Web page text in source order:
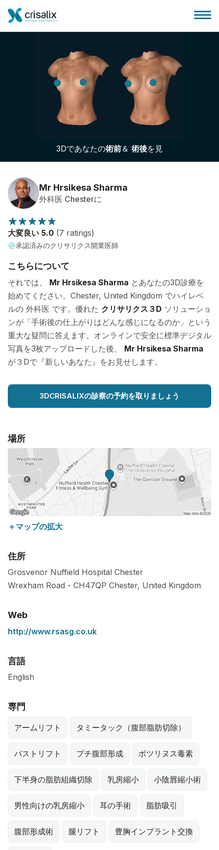
外科医ホーム
3Dビジネスプラットフォーム
サブスクリプションプラン
患者様のレビュー
3Dであなたの術前＆ 術後を見
Mr Hrsikesa Sharma
外科医 Chesterに
大変良い 5.0 (7 ratings)
承認済みのクリサリクス開業医師
こちらについて
それでは、 Mr Hrsikesa Sharma とあなたの3D診療を
始めてください。Chester, United Kingdom でハイレベ
ルの 外科医 です。優れた クリサリクス３D ソリューショ
ンが「手術後の仕上がりはどんな感じになるのか」という
重大な疑問に答えます。オンラインで安全に標準デジタル
写真を3枚アップロードした後、 Mr Hrsikesa Sharma
が３Dで『新しいあなた』をお見せします。
3DCRISALIXの診察の予約を取りましょう
場所
＋マップの拡大
住所
Grosvenor Nuffield Hospital Chester
Wrexham Road - CH47QP Chester, United Kingdom
Web
http://www.rsasg.co.uk
言語
English
専門
アームリフト タミータック（腹部脂肪切除）
バストリフト プチ腹部形成 ボツリヌス毒素
下半身の脂肪組織切除 乳房縮小 小陰唇縮小術
男性向けの乳房縮小 耳の手術 脂肪吸引
腹部形成術 腿リフト 豊胸インプラント交換